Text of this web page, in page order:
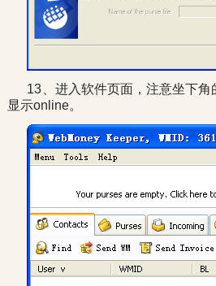
13、进入软件页面，注意坐下
显示online。